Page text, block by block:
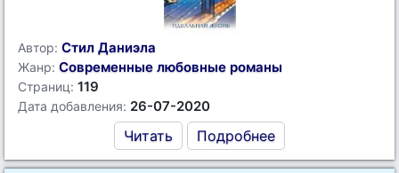
Автор: Стил Даниэла
Жанр: Современные любовные романы
Страниц: 119
Дата добавления: 26-07-2020
Читать Подробнее